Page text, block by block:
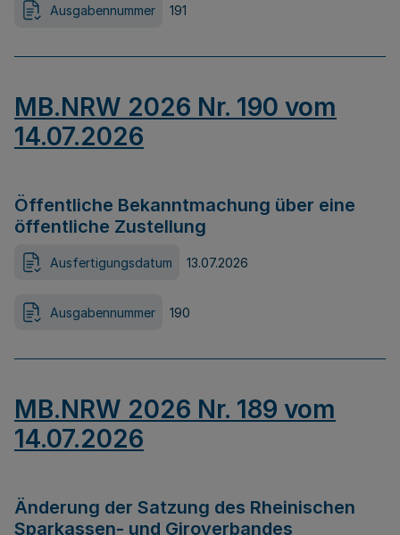
Ausgabennummer 191
MB.NRW 2026 Nr. 190 vom
14.07.2026
Öffentliche Bekanntmachung über eine
öffentliche Zustellung
Ausfertigungsdatum 13.07.2026
Ausgabennummer 190
MB.NRW 2026 Nr. 189 vom
14.07.2026
Änderung der Satzung des Rheinischen
Sparkassen- und Giroverbandes